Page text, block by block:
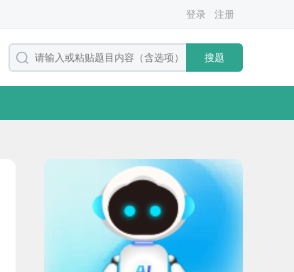
登录 注册
搜题